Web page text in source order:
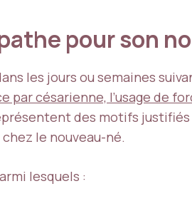
pour son
les jours ou semaines
par césarienne, l’usage de
des motifs
le nouveau-né.
lesquels :